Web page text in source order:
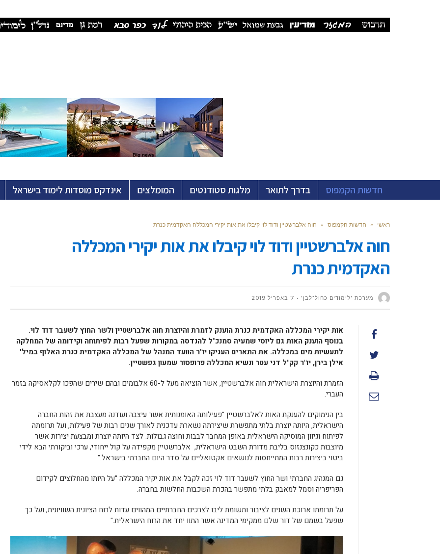
חדשות הקמפוס בדרך לתואר מלגות סטודנטים המומלצים אינדקס מוסדות לימוד בישראל
ראשי » חדשות הקמפוס » חוה אלברשטיין ודוד לוי קיבלו את אות יקירי המכללה האקדמית כנרת
חוה אלברשטיין ודוד לוי קיבלו את אות יקירי המכללה
האקדמית כנרת
מערכת 'לימודים כחול־לבן' 7 באפריל 2019
אות יקירי המכללה האקדמית כנרת הוענק לזמרת והיוצרת חוה אלברשטיין ולשר החוץ לשעבר דוד לוי.
בנוסף הוענק האות גם ליוסי שמעיה סמנכ"ל להנדסה במקורות שפעל רבות לפיתוחה וקידומה של המחלקה
לתעשיות מים במכללה. את התארים העניקו יו"ר הוועד המנהל של המכללה האקדמית כנרת האלוף במיל'
אילן בירן, יו"ר קק"ל דני עטר ונשיא המכללה פרופסור שמעון גפשטיין.
הזמרת והיוצרת הישראלית חוה אלברשטיין, אשר הוציאה מעל ל-60 אלבומים ובהם שירים שהפכו לקלאסיקה בזמר
העברי.
בין הנימוקים להענקת האות לאלברשטיין "פעילותה האומנותית אשר עיצבה ועודנה מעצבת את זהות החברה
הישראלית, היותה יוצרת בלתי מתפשרת שיצירתה נשארת עדכנית לאורך שנים רבות של פעילות, ועל תרומתה
לפיתוח וגיוון המוסיקה הישראלית באופן המחבר לבבות וחוצה גבולות. לצד היותה יוצרת ומבצעת יצירות אשר
מיוצבות כקונצנזוס בליבת מדורת השבט הישראלית, אלברשטיין מקפידה על קול ייחודי, ערכי וביקורתי הבא לידי
ביטוי ביצירות רבות המתייחסות לנושאים אקטואליים על סדר היום החברתי בישראל."
גם המנהיג החברתי ושר החוץ לשעבר דוד לוי זכה לקבל את אות יקיר המכללה "על היותו מהחלוצים לקידום
הפריפריה וסמל למאבק בלתי מתפשר בהכרת השכבות החלשות בחברה.
על תרומתו ארוכת השנים לציבור ותשומת ליבו לצרכים החברתיים המהווים עדות לרוח הציונית השוויונית, ועל כך
שפעל בשמם של דור שלם ממקימי המדינה אשר התוו יחד את הרוח הישראלית."